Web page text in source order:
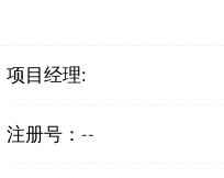
项目经理:
注册号： --